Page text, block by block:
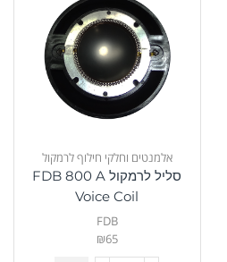
אלמנטים וחלקי חילוף לרמקול
סליל לרמקול FDB 800 A
Voice Coil
FDB
₪65